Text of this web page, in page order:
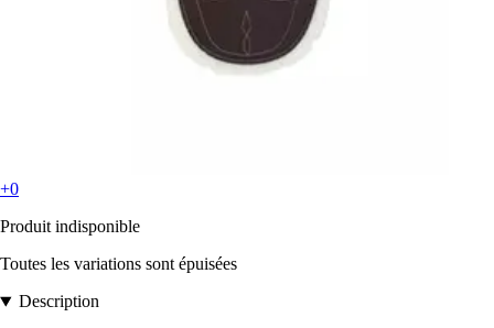
+0
Produit indisponible
Toutes les variations sont épuisées
Description